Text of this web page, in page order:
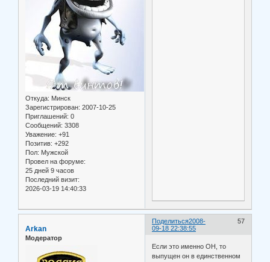
Откуда: Минск
Зарегистрирован: 2007-10-25
Приглашений: 0
Сообщений: 3308
Уважение: +91
Позитив: +292
Пол: Мужской
Провел на форуме:
25 дней 9 часов
Последний визит:
2026-03-19 14:40:33
Поделиться 57
2008-
09-18 22:38:55
Arkan
Модератор
Если это именно ОН, то
выпущен он в единственном